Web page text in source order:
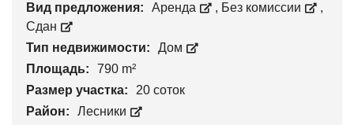
Вид предложения: Аренда , Без комиссии
,
Сдан
Тип недвижимости:
Дом
Площадь:
790 m²
Размер участка:
20 соток
Район:
Лесники